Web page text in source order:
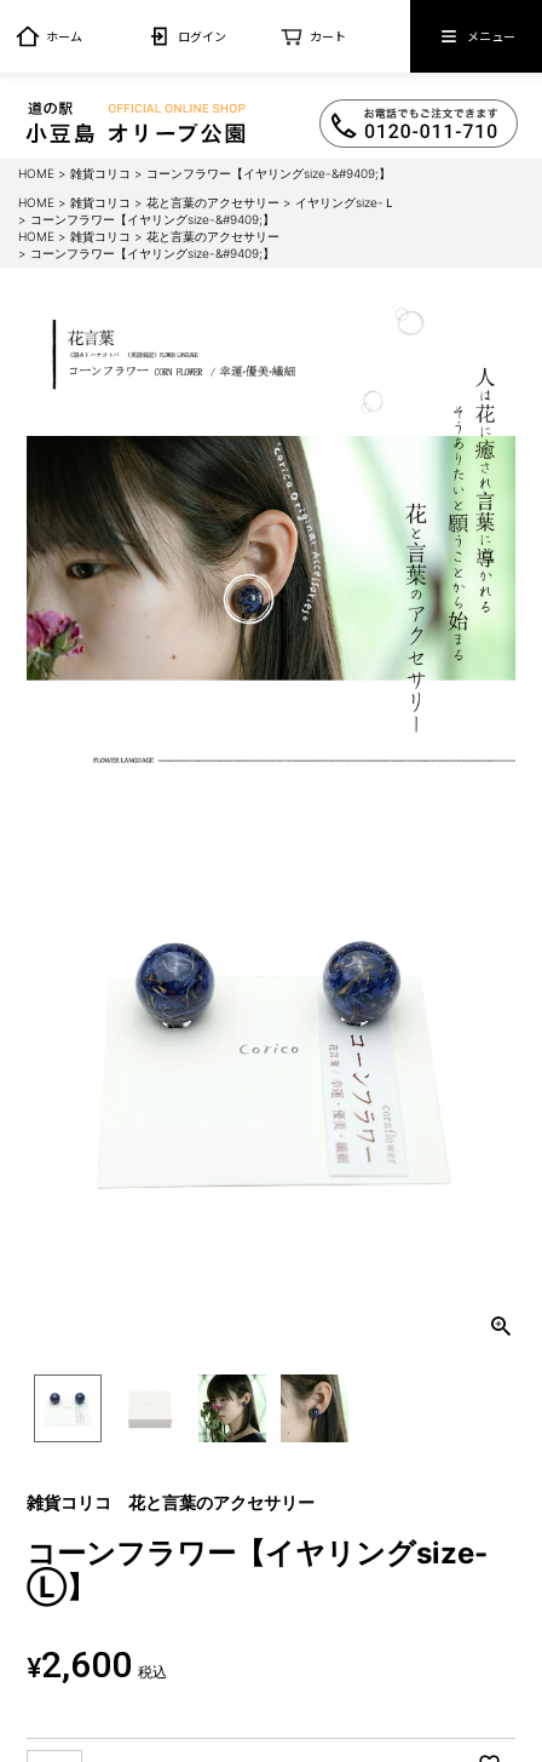
ホーム ログイン カート メニュー
HOME 雑貨コリコ
コーンフラワー【イヤリングsize-&#9409;】
HOME
雑貨コリコ 花と言葉のアクセサリー
イヤリングsize-Ｌ
コーンフラワー【イヤリングsize-&#9409;】
HOME
雑貨コリコ
花と言葉のアクセサリー
コーンフラワー【イヤリングsize-&#9409;】
雑貨コリコ 花と言葉のアクセサリー
コーンフラワー【イヤリングsize-
Ⓛ】
¥2,600 税込